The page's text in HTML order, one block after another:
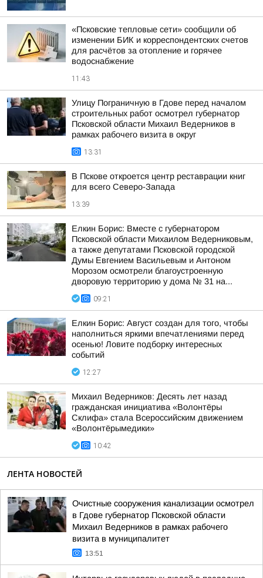
«Псковские тепловые сети» сообщили об
изменении БИК и корреспондентских счетов
для расчётов за отопление и горячее
водоснабжение
11:43
Улицу Пограничную в Гдове перед началом
строительных работ осмотрел губернатор
Псковской области Михаил Ведерников в
рамках рабочего визита в округ
13:31
В Пскове откроется центр реставрации книг
для всего Северо-Запада
13:39
Елкин Борис: Вместе с губернатором
Псковской области Михаилом Ведерниковым,
а также депутатами Псковской городской
Думы Евгением Васильевым и Антоном
Морозом осмотрели благоустроенную
дворовую территорию у дома № 31 на...
09:21
Елкин Борис: Август создан для того, чтобы
наполниться яркими впечатлениями перед
осенью! Ловите подборку интересных
событий
12:27
Михаил Ведерников: Десять лет назад
гражданская инициатива «Волонтёры
Склифа» стала Всероссийским движением
«Волонтёрымедики»
10:42
ЛЕНТА НОВОСТЕЙ
Очистные сооружения канализации осмотрел
в Гдове губернатор Псковской области
Михаил Ведерников в рамках рабочего
визита в муниципалитет
13:51